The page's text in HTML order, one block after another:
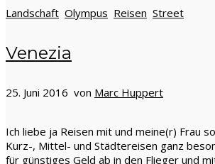
Landschaft Olympus Reisen Street
Venezia
25. Juni 2016 von Marc Huppert
Ich liebe ja Reisen mit und meine(r) Frau
Kurz-, Mittel- und Städtereisen ganz
für günstiges Geld ab in den Flieger und